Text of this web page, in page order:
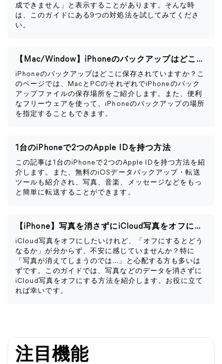
成できません」と表示することがあります。そんな時
は、このガイドにある9つの対処法を試してみてくださ
い。
【Mac/Window】iPhoneのバックアップはどこに保存される？
iPhoneのバックアップはどこに保存されていますか？こ
のページでは、MacとPCのそれぞれでiPhoneのバック
アップファイルの保存場所をご紹介します。また、便利
なフリーウェアを使って、iPhoneのバックアップの場所
を指定することもできます。
1台のiPhoneで2つのApple IDを持つ方法
この記事は1台のiPhoneで2つのApple IDを持つ方法を紹
介します。また、無料のiOSデータバックアップ・転送
ツールも紹介され、写真、音楽、メッセージなどをもっ
と簡単に転送することができます。
【iPhone】写真を消さずにiCloud写真をオフにする方法
iCloud写真をオフにしたいけれど、「オフにするとどう
なるか」が分からず、不安に感じていませんか？特に
「写真が消えてしまうのでは…」と心配する方も多いは
ずです。このガイドでは、写真などのデータを消さずに
iCloud写真をオフにする方法を紹介します。お役に立て
れば幸いです。
注目機能